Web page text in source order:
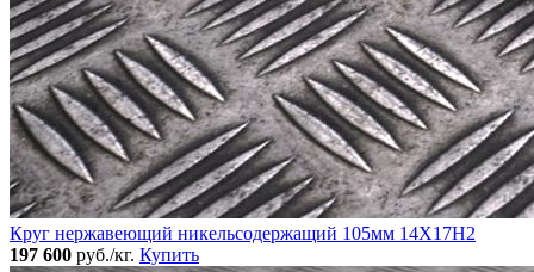
Круг нержавеющий никельсодержащий 105мм 14Х17Н2
197 600 руб./кг. Купить